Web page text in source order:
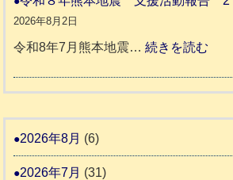
記
報
3
り
市
2026年8月2日
令和8年7月熊本地震…続きを読む
和
熊
2026年8月 (6)
2026年7月 (31)